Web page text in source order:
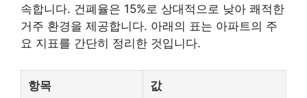
속합니다. 건폐율은 15%로 상대적으로 낮아 쾌적한
거주 환경을 제공합니다. 아래의 표는 아파트의 주
요 지표를 간단히 정리한 것입니다.
항목 값